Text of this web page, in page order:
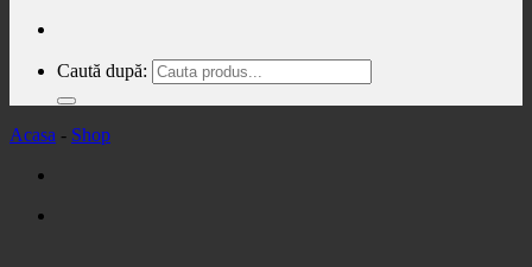
Caută după:
Acasa - Shop